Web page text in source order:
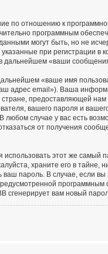
по отношению к
программным
могут быть, но не
при регистрации в
дальнейшем «ваши
«ваше имя
адрес email»). Ваша
предоставляющей нам
вашего пароля и
случае у вас есть
от получения
этот же самый
храните его в тайне,
пароль. В случае, если
сгенерирует вам новый